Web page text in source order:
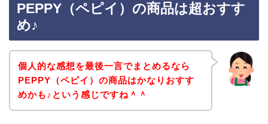
PEPPY（ペピイ）の商品は超おすす
め♪
個人的な感想を最後一言でまとめるなら
PEPPY（ペピイ）の商品はかなりおすす
めかも♪という感じですね＾＾